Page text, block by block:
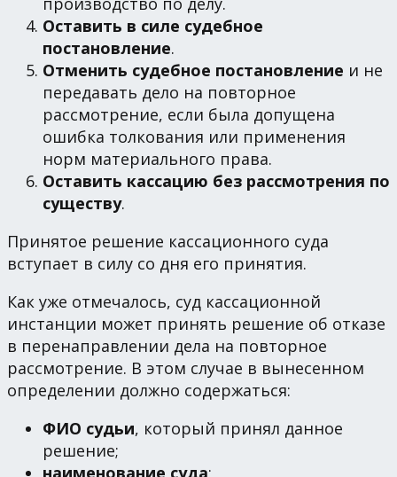
Оставить в силе судебное
постановление.
Отменить судебное постановление и не
передавать дело на повторное
рассмотрение, если была допущена
ошибка толкования или применения
норм материального права.
Оставить кассацию без рассмотрения по
существу.
Принятое решение кассационного суда
вступает в силу со дня его принятия.
Как уже отмечалось, суд кассационной
инстанции может принять решение об отказе
в перенаправлении дела на повторное
рассмотрение. В этом случае в вынесенном
определении должно содержаться:
ФИО судьи, который принял данное
решение;
наименование суда;